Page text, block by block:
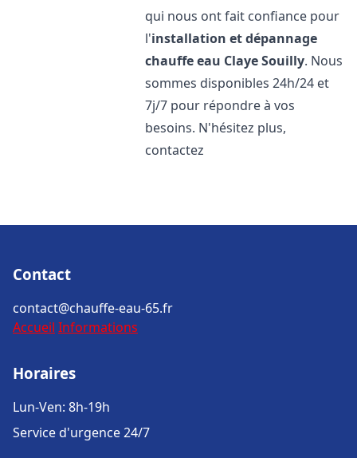
qui nous ont fait confiance pour
l'installation et dépannage
chauffe eau Claye Souilly. Nous
sommes disponibles 24h/24 et
7j/7 pour répondre à vos
besoins. N'hésitez plus,
contactez
Contact
contact@chauffe-eau-65.fr
Accueil Informations
Horaires
Lun-Ven: 8h-19h
Service d'urgence 24/7